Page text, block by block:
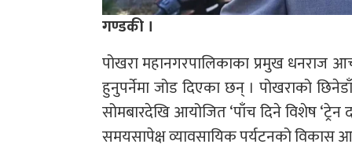
गण्डकी ।
पोखरा महानगरपालिकाका प्रमुख धनराज
हुनुपर्नेमा जोड दिएका छन् । पोखराको
सोमबारदेखि आयोजित ‘पाँच दिने विशेष
समयसापेक्ष व्यावसायिक पर्यटनको विकास